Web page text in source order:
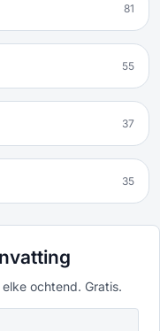
81
55
37
35
ochtend. Gratis.